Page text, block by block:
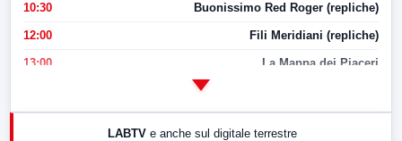
10:30 Buonissimo Red Roger (repliche)
12:00 Fili Meridiani (repliche)
13:00 La Mappa dei Piaceri
17:00 LabNews (replica)
LABTV e anche sul digitale terrestre